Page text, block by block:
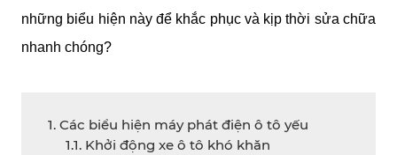
những biểu hiện này để khắc phục và kịp thời sửa chữa
nhanh chóng?
1. Các biểu hiện máy phát điện ô tô yếu
1.1. Khởi động xe ô tô khó khăn